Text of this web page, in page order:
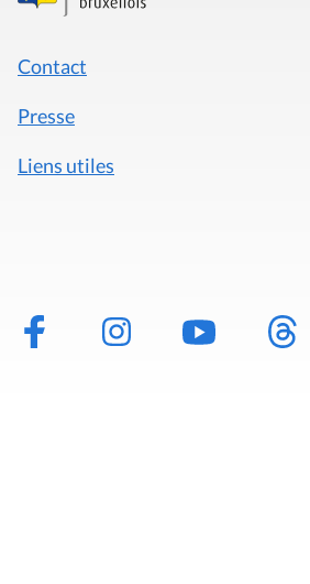
Contact
Presse
Liens utiles